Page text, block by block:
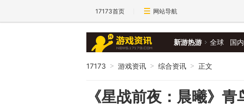
17173首页 网站导航
新游热游 全球 国内
17173 > 游戏资讯 > 综合资讯 > 正文
《星战前夜：晨曦》